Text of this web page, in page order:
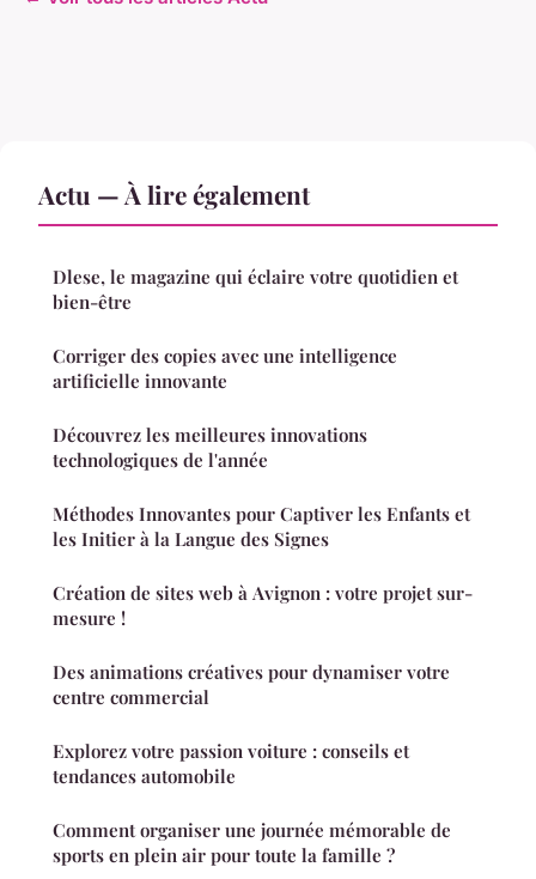
Actu — À lire également
Dlese, le magazine qui éclaire votre quotidien et
bien-être
Corriger des copies avec une intelligence
artificielle innovante
Découvrez les meilleures innovations
technologiques de l'année
Méthodes Innovantes pour Captiver les Enfants et
les Initier à la Langue des Signes
Création de sites web à Avignon : votre projet sur-
mesure !
Des animations créatives pour dynamiser votre
centre commercial
Explorez votre passion voiture : conseils et
tendances automobile
Comment organiser une journée mémorable de
sports en plein air pour toute la famille ?